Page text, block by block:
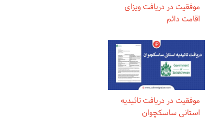
موفقیت در دریافت ویزای
اقامت دائم
موفقیت در دریافت تائیدیه
استانی ساسکچوان